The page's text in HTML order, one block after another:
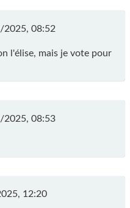
2025, 08:52
l'élise, mais je vote pour
2025, 08:53
12:20